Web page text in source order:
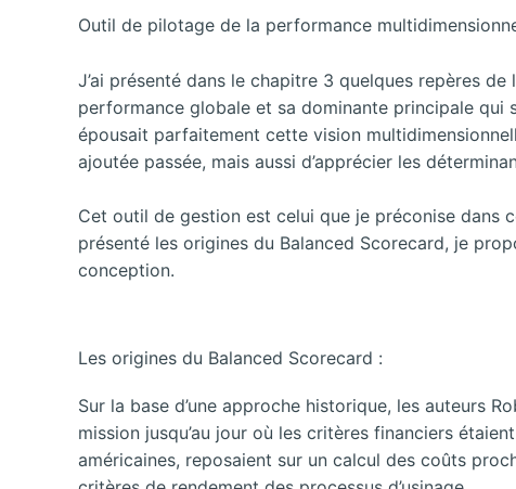
Outil de pilotage de la performance
J’ai présenté dans le chapitre 3 quelques repères
performance globale et sa dominante principale qui
épousait parfaitement cette vision
ajoutée passée, mais aussi d’apprécier les
Cet outil de gestion est celui que je préconise dans
présenté les origines du Balanced Scorecard, je
conception.
Les origines du Balanced Scorecard :
Sur la base d’une approche historique, les auteurs
mission jusqu’au jour où les critères financiers
américaines, reposaient sur un calcul des coûts